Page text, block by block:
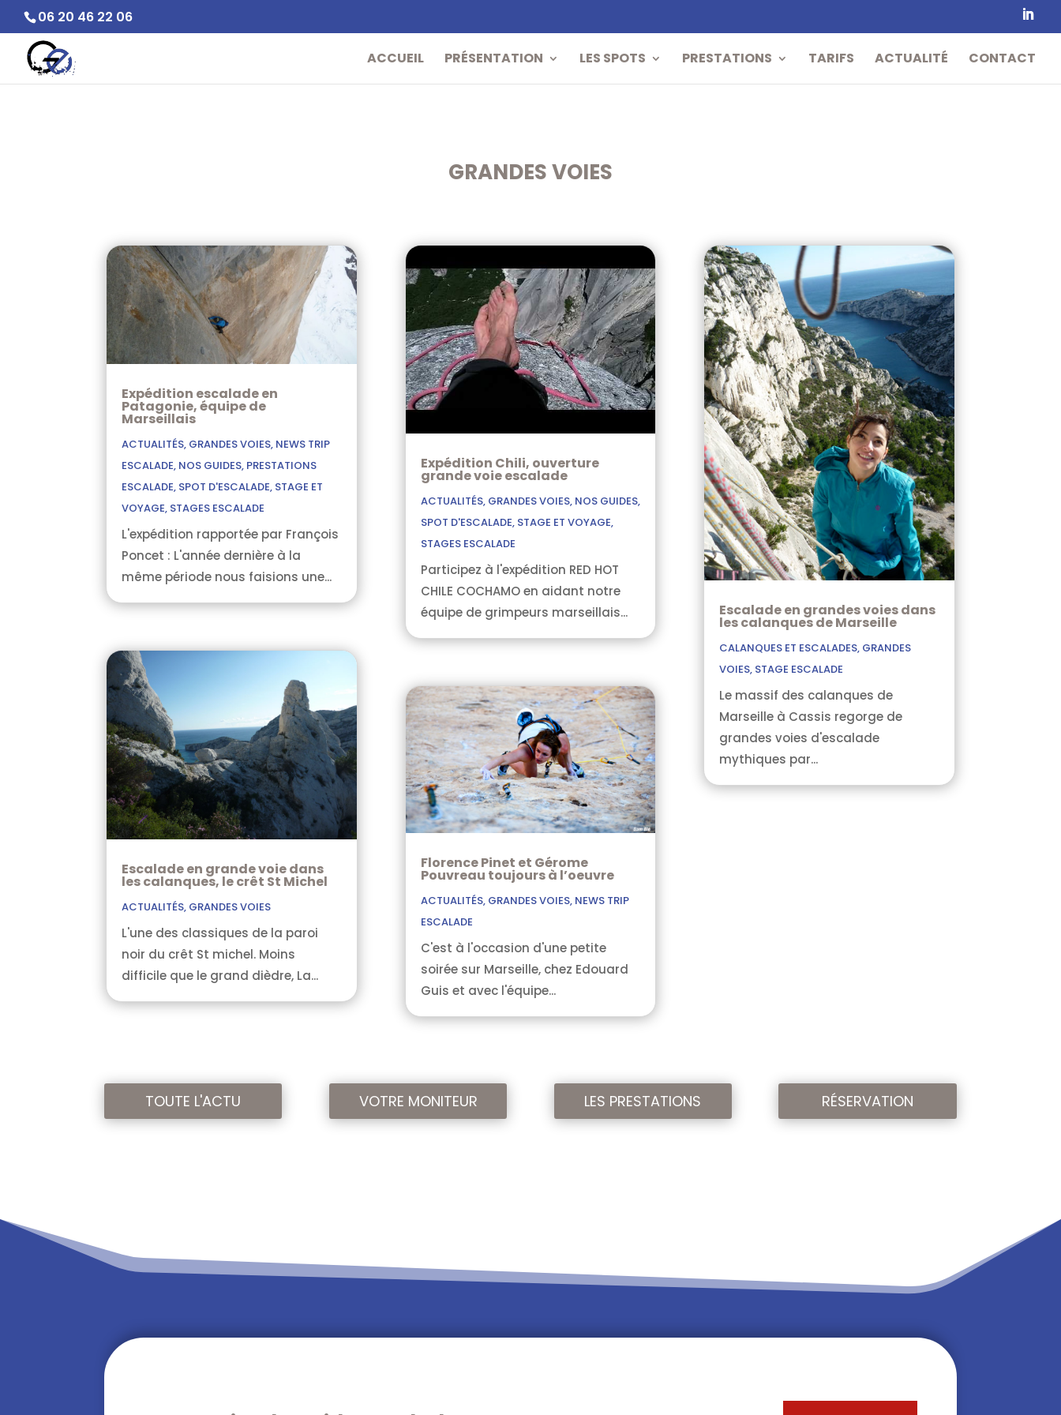
06 20 46 22 06
ACCUEIL PRÉSENTATION LES SPOTS PRESTATIONS TARIFS ACTUALITÉ CONTACT
GRANDES VOIES
Expédition escalade en
Patagonie, équipe de
Marseillais
ACTUALITÉS, GRANDES VOIES, NEWS TRIP
ESCALADE, NOS GUIDES, PRESTATIONS
ESCALADE, SPOT D'ESCALADE, STAGE ET
VOYAGE, STAGES ESCALADE
L'expédition rapportée par François
Poncet : L'année dernière à la
même période nous faisions une...
Escalade en grande voie dans
les calanques, le crêt St Michel
ACTUALITÉS, GRANDES VOIES
L'une des classiques de la paroi
noir du crêt St michel. Moins
difficile que le grand dièdre, La...
Expédition Chili, ouverture
grande voie escalade
ACTUALITÉS, GRANDES VOIES, NOS GUIDES,
SPOT D'ESCALADE, STAGE ET VOYAGE,
STAGES ESCALADE
Participez à l'expédition RED HOT
CHILE COCHAMO en aidant notre
équipe de grimpeurs marseillais...
Florence Pinet et Gérome
Pouvreau toujours à l’oeuvre
ACTUALITÉS, GRANDES VOIES, NEWS TRIP
ESCALADE
C'est à l'occasion d'une petite
soirée sur Marseille, chez Edouard
Guis et avec l'équipe...
Escalade en grandes voies dans
les calanques de Marseille
CALANQUES ET ESCALADES, GRANDES
VOIES, STAGE ESCALADE
Le massif des calanques de
Marseille à Cassis regorge de
grandes voies d'escalade
mythiques par...
TOUTE L'ACTU VOTRE MONITEUR LES PRESTATIONS RÉSERVATION